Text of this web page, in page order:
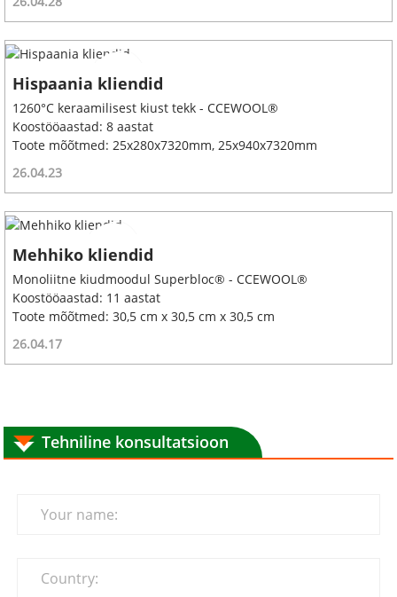
Hispaania kliendid
1260°C keraamilisest kiust tekk - CCEWOOL®
Koostööaastad: 8 aastat
Toote mõõtmed: 25x280x7320mm, 25x940x7320mm
26.04.23
Mehhiko kliendid
Monoliitne kiudmoodul Superbloc® - CCEWOOL®
Koostööaastad: 11 aastat
Toote mõõtmed: 30,5 cm x 30,5 cm x 30,5 cm
26.04.17
Tehniline konsultatsioon